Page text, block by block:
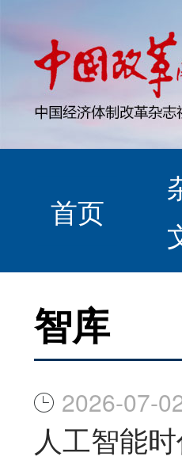
首页
智库
2026-07-
人工智能